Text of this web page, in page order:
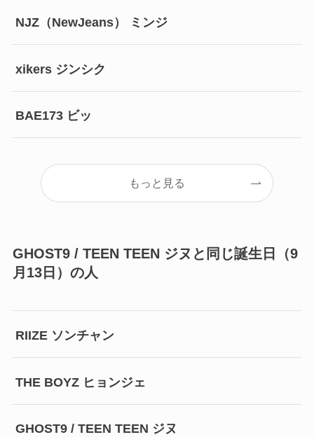
NJZ（NewJeans） ミンジ
xikers ジンシク
BAE173 ビッ
もっと見る
GHOST9 / TEEN TEEN ジヌと同じ誕生日（9
月13日）の人
RIIZE ソンチャン
THE BOYZ ヒョンジェ
GHOST9 / TEEN TEEN ジヌ